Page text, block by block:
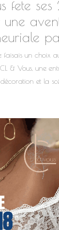
fete
une
un choix
& Vous, une
et la
parcouru, les
Deux
deux ans, j’ai eu
des mariés dans
leur mariage des
(anniversaires